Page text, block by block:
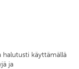
halutusti käyttämällä
ja